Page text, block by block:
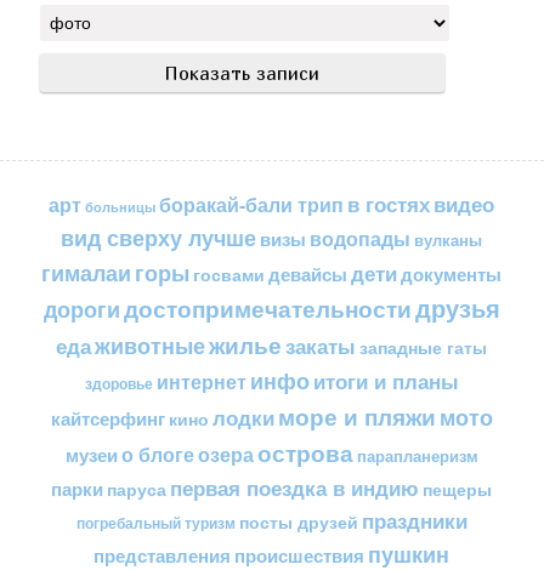
арт больницы боракай-бали трип в гостяхвидео
вид сверху лучшевизы водопады вулканы
гималаи горы госвами девайсы детидокументы
дорогидостопримечательностидрузья
едаживотныежильезакаты западные гаты
здоровье интернетинфоитоги и планы
кайтсерфинг кино лодкиморе и пляжимото
музеи о блогеозераострова парапланеризм
парки паруса первая поездка в индию пещеры
погребальный туризм посты друзей праздники
представления происшествия пушкин